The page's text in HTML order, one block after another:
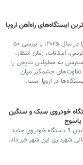
ایستگاه‌های راه‌آهن اروپا
شاخص ایستگاه‌های راه‌آهن اروپا در سال ۲۰۲۵، با بررسی ۵۰
امکانات، زمان انتظار،
به معلولین نتایجی را
چشمگیر میان
در اروپا است.
شدن ۹ دستگاه خودروی سبک و سنگین
شهردار یاسوج از خرید و اضافه شدن ۹ دستگاه خودروی جدید
شهرداری این شهر خبر داد.